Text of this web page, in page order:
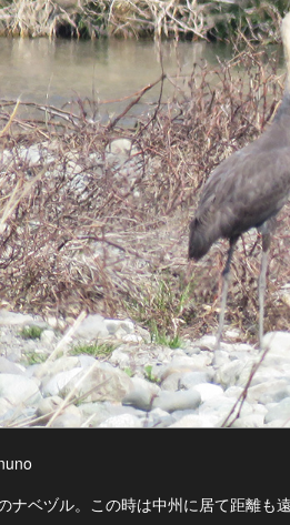
ナベヅル。この時は中州に居て距離も